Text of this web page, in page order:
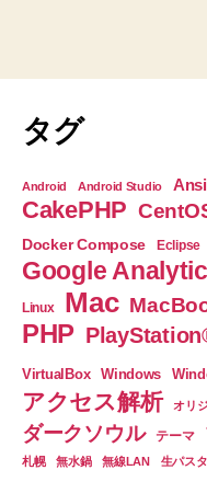
タグ
Android Android Studio
CakePHP
Docker Compose Eclipse
Google
Linux Mac
PHP
VirtualBox Windows
アクセス解析 オリ
ダークソウル テーマ
札幌 無水鍋 無線LAN 生パスタ